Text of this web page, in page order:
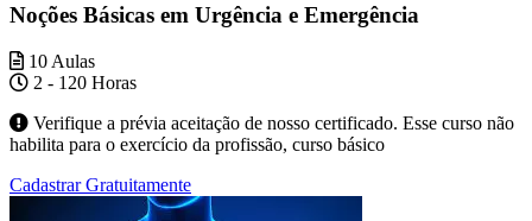
Noções Básicas em Urgência e Emergência
10 Aulas
2 - 120 Horas
Verifique a prévia aceitação de nosso certificado. Esse curso não
habilita para o exercício da profissão, curso básico
Cadastrar Gratuitamente